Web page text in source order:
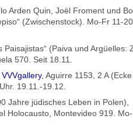
Arden Quin, Joël Froment und
(Zwischenstock). Mo-Fr 11-
Paisajistas“ (Paiva und Argüelles:
570. Seit 18.11.
VVVgallery, Aguirre 1153, 2 A
19.11.-19.12.
Jahre jüdisches Leben in Polen),
Holocausto, Montevideo 919.